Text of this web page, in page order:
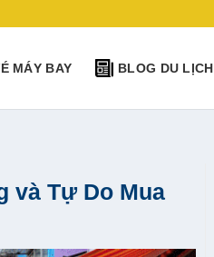
MÁY BAY BLOG DU LỊCH
và Tự Do Mua